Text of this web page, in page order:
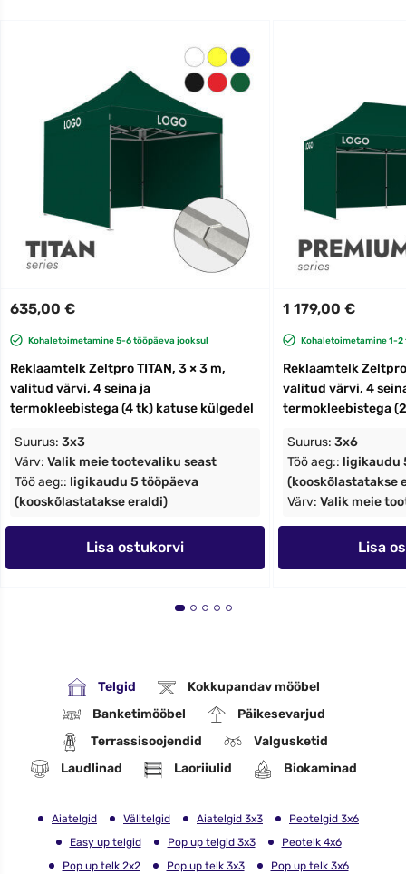
635,00 €
Kohaletoimetamine 5-6 tööpäeva jooksul
Reklaamtelk Zeltpro TITAN, 3 × 3 m,
valitud värvi, 4 seina ja
termokleebistega (4 tk) katuse külgedel
Suurus: 3x3
Värv: Valik meie tootevaliku seast
Töö aeg:: ligikaudu 5 tööpäeva
(kooskõlastatakse eraldi)
Lisa ostukorvi
1 179,00 €
Kohaletoimetamine 1-
Reklaamtelk
valitud värvi, 4
termokleebistega
Suurus: 3x6
Töö aeg:: ligikaudu
(kooskõlastatakse
Värv: Valik meie
Lisa
Telgid
Kokkupandav mööbel
Banketimööbel
Päikesevarjud
Terrassisoojendid
Valgusketid
Laudlinad
Laoriiulid Biokaminad
Aiatelgid Välitelgid Aiatelgid 3x3
Peotelgid 3x6
Easy up telgid
Pop up telgid 3x3
Peotelk 4x6
Pop up telk 2x2
Pop up telk 3x3
Pop up telk 3x6